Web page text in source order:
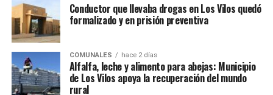
Conductor que llevaba drogas en Los Vilos quedó
formalizado y en prisión preventiva
COMUNALES hace 2 días
Alfalfa, leche y alimento para abejas: Municipio
de Los Vilos apoya la recuperación del mundo
rural